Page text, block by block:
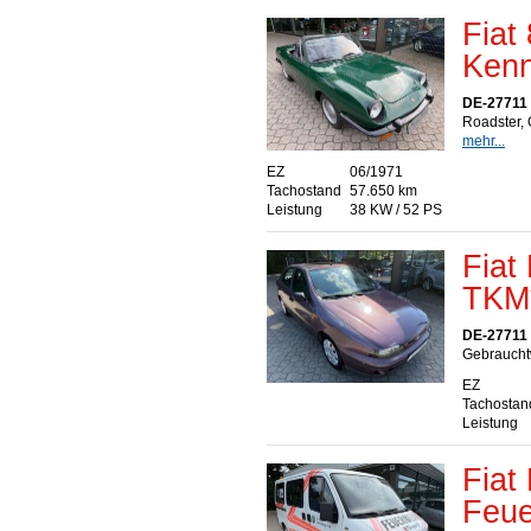
Fiat
DE-
Roadster,
mehr...
EZ
06/1971
Tachostand 57.650 km
Leistung
38 KW / 52 PS
Fiat
DE-
EZ
Leistung
Fiat